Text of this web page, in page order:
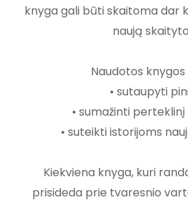
knyga gali būti skaitoma dar
naują
Naudotos knygos
• sutaupyti
• sumažinti
• suteikti istorijoms
Kiekviena knyga, kuri
prisideda prie tvaresnio